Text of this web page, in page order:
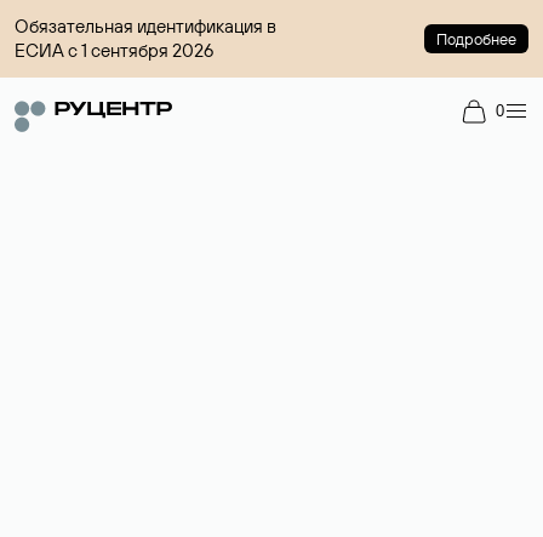
Обязательная идентификация в
ЕСИА с 1 сентября 2026
Подробнее
0